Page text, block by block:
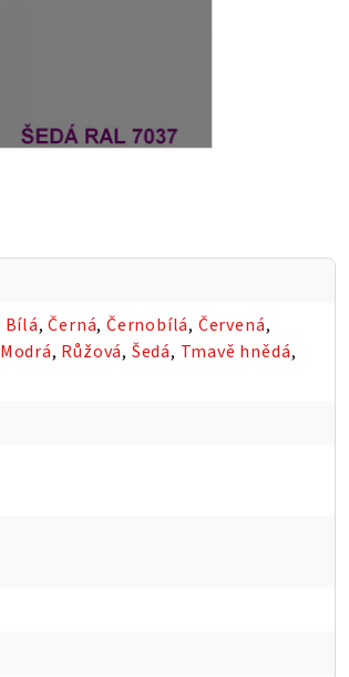
Bílá,Černá,Černobílá, Červená,
Modrá, Růžová, Šedá, Tmavě hnědá,